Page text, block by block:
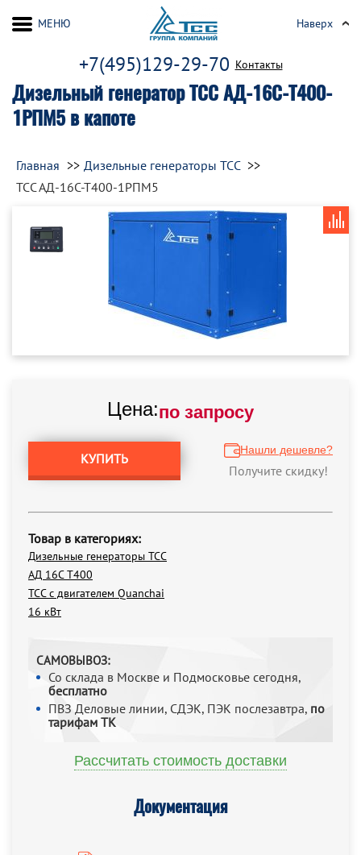
Дизельный генератор ТСС АД-16С-Т400-
1РПМ5 в капоте
+7(495)129-29-70 Контакты
МЕНЮ Наверх
Главная
Дизельные генераторы ТСС
ТСС АД-16С-Т400-1РПМ5
Цена:по запросу
КУПИТЬ
Нашли дешевле?
Получите скидку!
Товар в категориях:
Дизельные генераторы ТСС
АД 16С Т400
ТСС с двигателем Quanchai
16 кВт
САМОВЫВОЗ:
Со склада в Москве и Подмосковье сегодня,
бесплатно
ПВЗ Деловые линии, СДЭК, ПЭК послезавтра, по
тарифам ТК
Рассчитать стоимость доставки
Документация